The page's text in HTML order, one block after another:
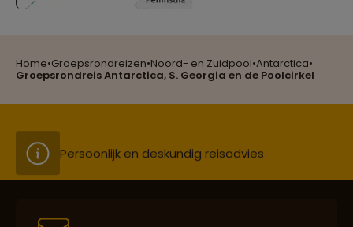
Home•Groepsrondreizen•Noord- en Zuidpool•Antarctica•
Groepsrondreis Antarctica, S. Georgia en de Poolcirkel
Groepsreizen mét indivuele vrijheid
Best beoordeelde reisroutes